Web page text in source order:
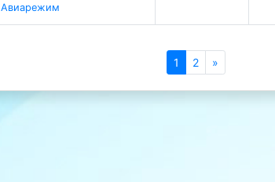
Авиарежим
1 2 »